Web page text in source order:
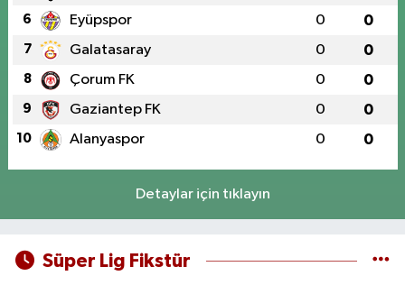
6 Eyüpspor 0 0
7 Galatasaray 0 0
8 Çorum FK 0 0
9 Gaziantep FK 0 0
10 Alanyaspor 0 0
Detaylar için tıklayın
Süper Lig Fikstür